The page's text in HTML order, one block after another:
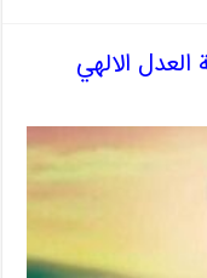
العدل الالهي